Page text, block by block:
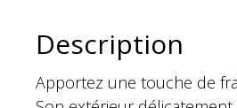
Description
Apportez une touche de